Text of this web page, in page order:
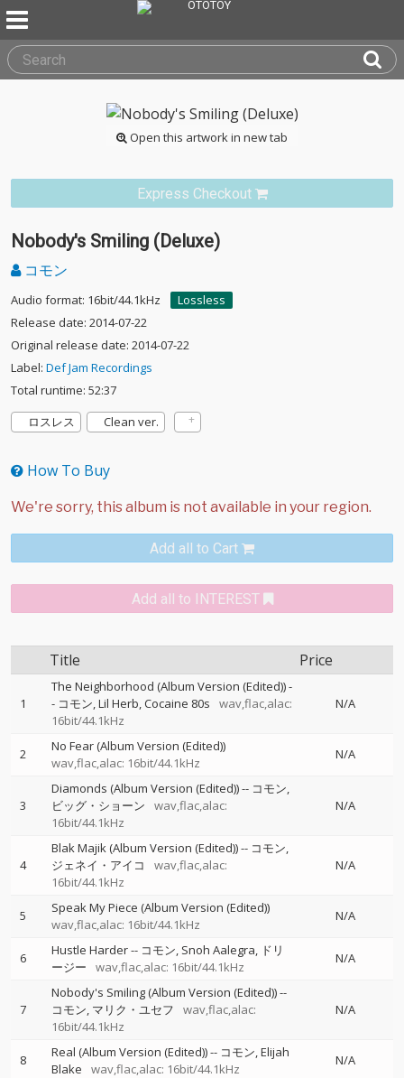
Open this artwork in new tab
Express Checkout
Nobody's Smiling (Deluxe)
コモン
Audio format: 16bit/44.1kHz
Lossless
Release date: 2014-07-22
Original release date: 2014-07-22
Label: Def Jam Recordings
Total runtime: 52:37
ロスレス
Clean ver.
How To Buy
Add all to Cart
Add all to INTEREST
Title Price
1
The Neighborhood (Album Version (Edited))-
- コモン Lil Herb Cocaine 80s
wav,flac,alac:
16bit/44.1kHz
N/A
2
No Fear (Album Version (Edited))
wav,flac,alac: 16bit/44.1kHz
N/A
3
Diamonds (Album Version (Edited))-- コモン
ビッグ・ショーン
wav,flac,alac:
16bit/44.1kHz
N/A
4
Blak Majik (Album Version (Edited))-- コモン
ジェネイ・アイコ
wav,flac,alac:
16bit/44.1kHz
N/A
5
Speak My Piece (Album Version (Edited))
wav,flac,alac: 16bit/44.1kHz
N/A
6 Hustle Harder-- コモン Snoh Aalegra
ドリ
ージー
wav,flac,alac: 16bit/44.1kHz
N/A
7
Nobody's Smiling (Album Version (Edited))--
コモン マリク・ユセフ
wav,flac,alac:
16bit/44.1kHz
N/A
8 Real (Album Version (Edited))-- コモン Elijah
Blake
wav,flac,alac: 16bit/44.1kHz
N/A